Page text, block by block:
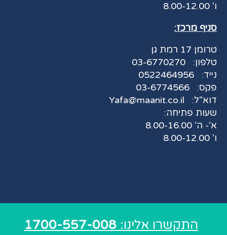
ו’ 8.00-12.00
סניף מרכז:
טרומן 17 רמת גן
טלפון:
03-6770270
נייד:
0522464956
פקס:
03-6774566
דוא”ל:
Yafa@maanit.co.il
שעות פתיחה:
א’- ה’ 8.00-16.00
ו’ 8.00-12.00
התקשרו אלינו:1700-557-008